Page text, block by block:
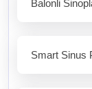
Balonli
Smart Sinus